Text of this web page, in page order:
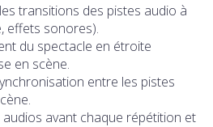
transitions des pistes audio à
effets sonores).
du spectacle en étroite
en scène.
entre les pistes
avant chaque répétition et